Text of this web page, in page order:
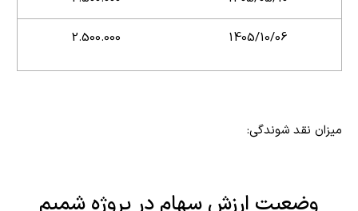
1405/10/06
2.500.000
میزان نقد شوندگی:
وضعیت ارزش سهام در پروژه شمیم